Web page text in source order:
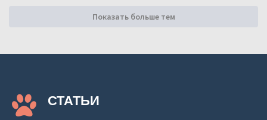
Показать больше тем
СТАТЬИ